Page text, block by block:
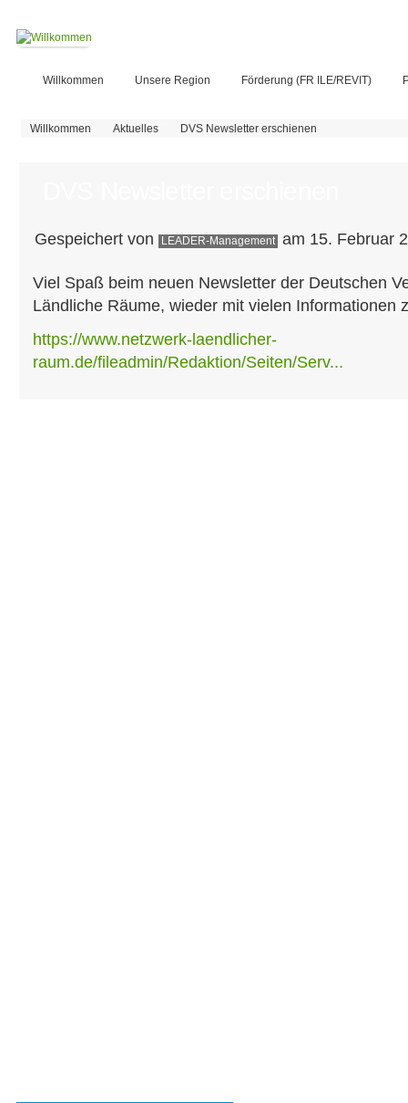
Willkommen Unsere Region Förderung (FR ILE/REVIT)
Sie sind hier
Willkommen Aktuelles DVS Newsletter erschienen
Gespeichert von LEADER-Management am 15. Februar
Viel Spaß beim neuen Newsletter der Deutschen
Ländliche Räume, wieder mit vielen Informationen
https://www.netzwerk-laendlicher-
raum.de/fileadmin/Redaktion/Seiten/Serv...